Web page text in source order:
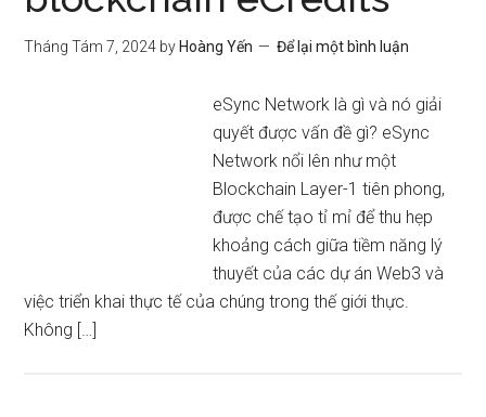
Tháng Tám 7, 2024 by Hoàng Yến Để lại một bình luận
eSync Network là gì và nó giải
quyết được vấn đề gì? eSync
Network nổi lên như một
Blockchain Layer-1 tiên phong,
được chế tạo tỉ mỉ để thu hẹp
khoảng cách giữa tiềm năng lý
thuyết của các dự án Web3 và
việc triển khai thực tế của chúng trong thế giới thực.
Không […]